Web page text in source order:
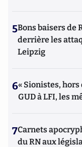
5Bons baisers de
derrière les
Leipzig
6« Sionistes, hors
GUD à LFI, les
7Carnets
du RN aux